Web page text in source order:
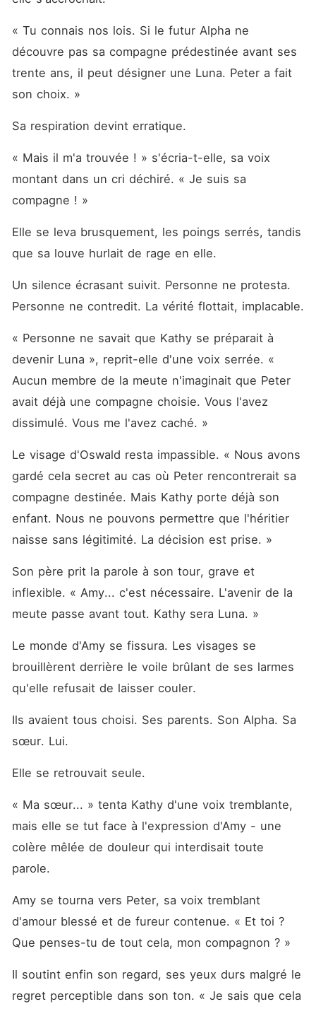
« Tu connais nos lois. Si le futur Alpha ne
découvre pas sa compagne prédestinée avant ses
trente ans, il peut désigner une Luna. Peter a fait
son choix. »
Sa respiration devint erratique.
« Mais il m'a trouvée ! » s'écria-t-elle, sa voix
montant dans un cri déchiré. « Je suis sa
compagne ! »
Elle se leva brusquement, les poings serrés, tandis
que sa louve hurlait de rage en elle.
Un silence écrasant suivit. Personne ne protesta.
Personne ne contredit. La vérité flottait, implacable.
« Personne ne savait que Kathy se préparait à
devenir Luna », reprit-elle d'une voix serrée. «
Aucun membre de la meute n'imaginait que Peter
avait déjà une compagne choisie. Vous l'avez
dissimulé. Vous me l'avez caché. »
Le visage d'Oswald resta impassible. « Nous avons
gardé cela secret au cas où Peter rencontrerait sa
compagne destinée. Mais Kathy porte déjà son
enfant. Nous ne pouvons permettre que l'héritier
naisse sans légitimité. La décision est prise. »
Son père prit la parole à son tour, grave et
inflexible. « Amy... c'est nécessaire. L'avenir de la
meute passe avant tout. Kathy sera Luna. »
Le monde d'Amy se fissura. Les visages se
brouillèrent derrière le voile brûlant de ses larmes
qu'elle refusait de laisser couler.
Ils avaient tous choisi. Ses parents. Son Alpha. Sa
sœur. Lui.
Elle se retrouvait seule.
« Ma sœur... » tenta Kathy d'une voix tremblante,
mais elle se tut face à l'expression d'Amy - une
colère mêlée de douleur qui interdisait toute
parole.
Amy se tourna vers Peter, sa voix tremblant
d'amour blessé et de fureur contenue. « Et toi ?
Que penses-tu de tout cela, mon compagnon ? »
Il soutint enfin son regard, ses yeux durs malgré le
regret perceptible dans son ton. « Je sais que cela